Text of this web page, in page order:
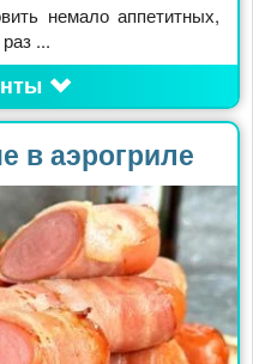
немало аппетитных,
...
в аэрогриле